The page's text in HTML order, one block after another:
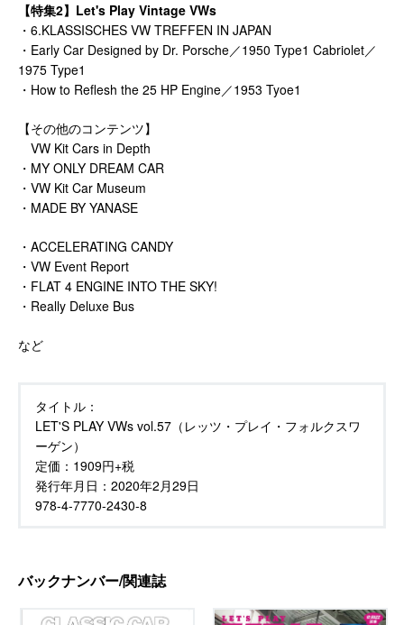
【特集2】Let's Play Vintage VWs
・6.KLASSISCHES VW TREFFEN IN JAPAN
・Early Car Designed by Dr. Porsche／1950 Type1 Cabriolet／
1975 Type1
・How to Reflesh the 25 HP Engine／1953 Tyoe1
【その他のコンテンツ】
VW Kit Cars in Depth
・MY ONLY DREAM CAR
・VW Kit Car Museum
・MADE BY YANASE
・ACCELERATING CANDY
・VW Event Report
・FLAT 4 ENGINE INTO THE SKY!
・Really Deluxe Bus
など
タイトル：
LET'S PLAY VWs vol.57（レッツ・プレイ・フォルクスワ
ーゲン）
定価： 1909円+税
発行年月日： 2020年2月29日
978-4-7770-2430-8
バックナンバー/関連誌